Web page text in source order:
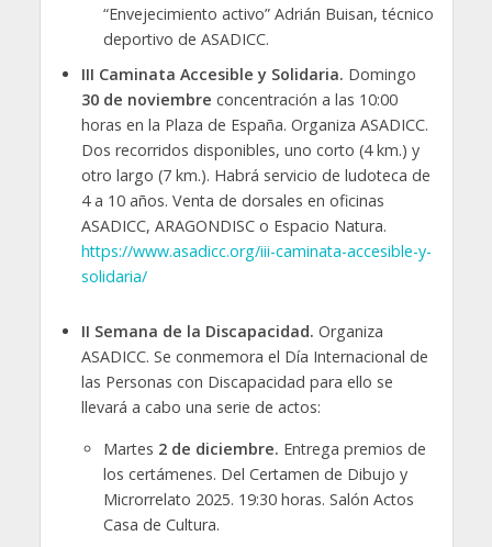
“Envejecimiento activo” Adrián Buisan, técnico
deportivo de ASADICC.
III Caminata Accesible y Solidaria. Domingo
30 de noviembre concentración a las 10:00
horas en la Plaza de España. Organiza ASADICC.
Dos recorridos disponibles, uno corto (4 km.) y
otro largo (7 km.). Habrá servicio de ludoteca de
4 a 10 años. Venta de dorsales en oficinas
ASADICC, ARAGONDISC o Espacio Natura.
https://www.asadicc.org/iii-caminata-accesible-y-
solidaria/
II Semana de la Discapacidad. Organiza
ASADICC. Se conmemora el Día Internacional de
las Personas con Discapacidad para ello se
llevará a cabo una serie de actos:
Martes 2 de diciembre. Entrega premios de
los certámenes. Del Certamen de Dibujo y
Microrrelato 2025. 19:30 horas. Salón Actos
Casa de Cultura.